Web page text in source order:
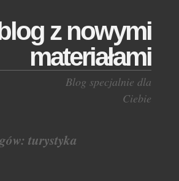
z nowymi
materiałami
Blog specjalnie dla
Ciebie
turystyka